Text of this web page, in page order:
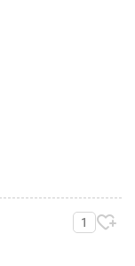
1 